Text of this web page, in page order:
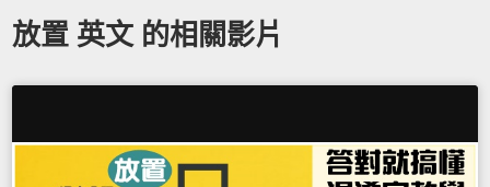
放置 英文 的相關影片